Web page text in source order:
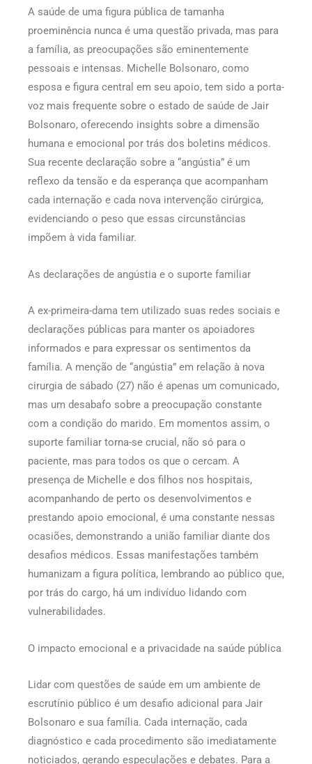
A saúde de uma figura pública de tamanha
proeminência nunca é uma questão privada, mas para
a família, as preocupações são eminentemente
pessoais e intensas. Michelle Bolsonaro, como
esposa e figura central em seu apoio, tem sido a porta-
voz mais frequente sobre o estado de saúde de Jair
Bolsonaro, oferecendo insights sobre a dimensão
humana e emocional por trás dos boletins médicos.
Sua recente declaração sobre a “angústia” é um
reflexo da tensão e da esperança que acompanham
cada internação e cada nova intervenção cirúrgica,
evidenciando o peso que essas circunstâncias
impõem à vida familiar.
As declarações de angústia e o suporte familiar
A ex-primeira-dama tem utilizado suas redes sociais e
declarações públicas para manter os apoiadores
informados e para expressar os sentimentos da
família. A menção de “angústia” em relação à nova
cirurgia de sábado (27) não é apenas um comunicado,
mas um desabafo sobre a preocupação constante
com a condição do marido. Em momentos assim, o
suporte familiar torna-se crucial, não só para o
paciente, mas para todos os que o cercam. A
presença de Michelle e dos filhos nos hospitais,
acompanhando de perto os desenvolvimentos e
prestando apoio emocional, é uma constante nessas
ocasiões, demonstrando a união familiar diante dos
desafios médicos. Essas manifestações também
humanizam a figura política, lembrando ao público que,
por trás do cargo, há um indivíduo lidando com
vulnerabilidades.
O impacto emocional e a privacidade na saúde pública
Lidar com questões de saúde em um ambiente de
escrutínio público é um desafio adicional para Jair
Bolsonaro e sua família. Cada internação, cada
diagnóstico e cada procedimento são imediatamente
noticiados, gerando especulações e debates. Para a